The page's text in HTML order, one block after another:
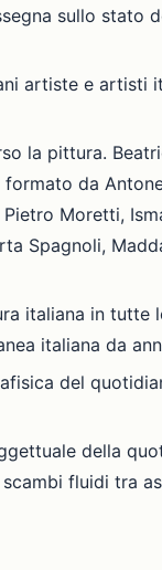
sullo stato
artiste e artisti
la pittura.
da
Moretti,
Spagnoli,
italiana in tutte
italiana da
del
della
fluidi tra